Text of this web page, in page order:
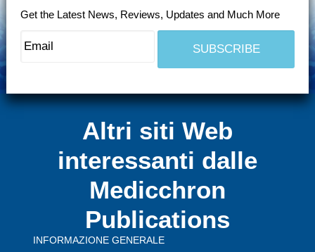
Get the Latest News, Reviews, Updates and Much More
Altri siti Web
interessanti dalle
Medicchron
Publications
INFORMAZIONE GENERALE